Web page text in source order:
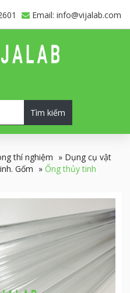
Email: info@vijalab.com
Tìm kiếm
thí nghiệm » Dụng cụ vật
Gốm » Ống thủy tinh